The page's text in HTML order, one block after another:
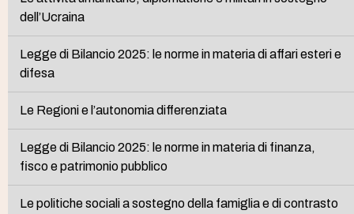
dell’Ucraina
Legge di Bilancio 2025: le norme in materia di affari esteri e
difesa
Le Regioni e l’autonomia differenziata
Legge di Bilancio 2025: le norme in materia di finanza,
fisco e patrimonio pubblico
Le politiche sociali a sostegno della famiglia e di contrasto